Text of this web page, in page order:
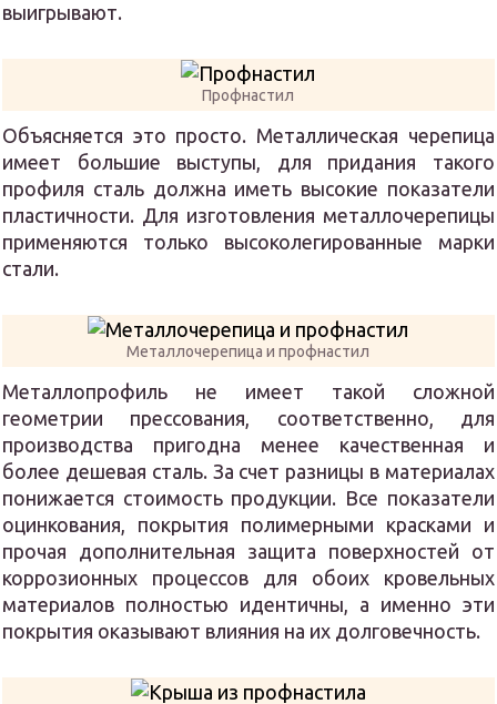
выигрывают.
Профнастил
Объясняется это просто. Металлическая черепица
имеет большие выступы, для придания такого
профиля сталь должна иметь высокие показатели
пластичности. Для изготовления металлочерепицы
применяются только высоколегированные марки
стали.
Металлочерепица и профнастил
Металлопрофиль не имеет такой сложной
геометрии прессования, соответственно, для
производства пригодна менее качественная и
более дешевая сталь. За счет разницы в материалах
понижается стоимость продукции. Все показатели
оцинкования, покрытия полимерными красками и
прочая дополнительная защита поверхностей от
коррозионных процессов для обоих кровельных
материалов полностью идентичны, а именно эти
покрытия оказывают влияния на их долговечность.